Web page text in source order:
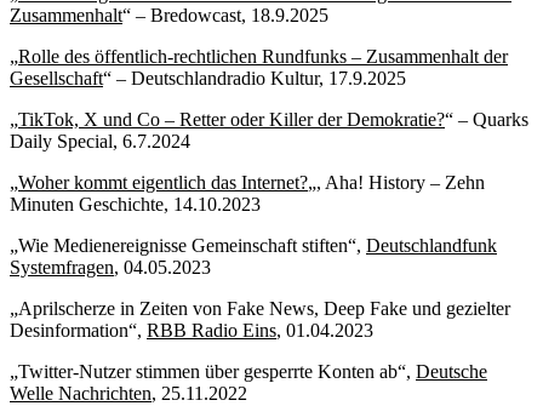
Zusammenhalt“ – Bredowcast, 18.9.2025
„Rolle des öffentlich-rechtlichen Rundfunks – Zusammenhalt der
Gesellschaft“ – Deutschlandradio Kultur, 17.9.2025
„TikTok, X und Co – Retter oder Killer der Demokratie?“ – Quarks
Daily Special, 6.7.2024
„Woher kommt eigentlich das Internet?„, Aha! History – Zehn
Minuten Geschichte, 14.10.2023
„Wie Medienereignisse Gemeinschaft stiften“, Deutschlandfunk
Systemfragen, 04.05.2023
„Aprilscherze in Zeiten von Fake News, Deep Fake und gezielter
Desinformation“, RBB Radio Eins, 01.04.2023
„Twitter-Nutzer stimmen über gesperrte Konten ab“, Deutsche
Welle Nachrichten, 25.11.2022